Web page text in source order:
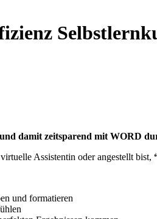
damit zeitsparend mit WORD
Assistentin oder angestellt bist,
und formatieren